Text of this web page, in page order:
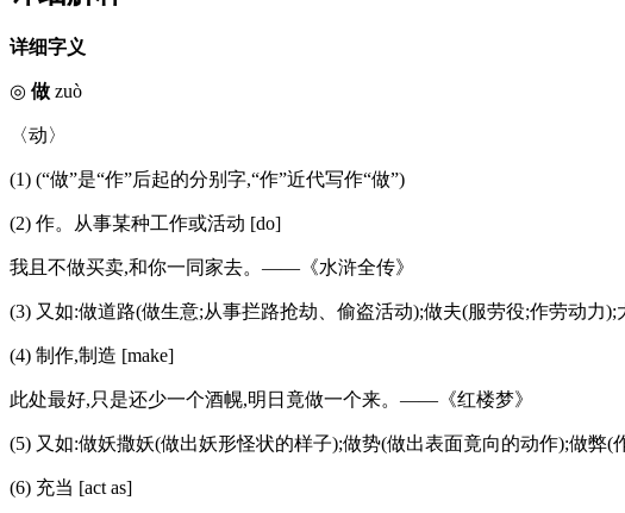
详细字义
◎ 做 zuò
〈动〉
(1) (“做”是“作”后起的分别字,“作”近代写作“做”)
(2) 作。从事某种工作或活动 [do]
我且不做买卖,和你一同家去。——《水浒全传》
(3) 又如:做道路(做生意;从事拦路抢劫、偷盗活动);做夫(服劳役;作劳动力
(4) 制作,制造 [make]
此处最好,只是还少一个酒幌,明日竟做一个来。——《红楼梦》
(5) 又如:做妖撒妖(做出妖形怪状的样子);做势(做出表面竟向的动作);做弊(
(6) 充当 [act as]